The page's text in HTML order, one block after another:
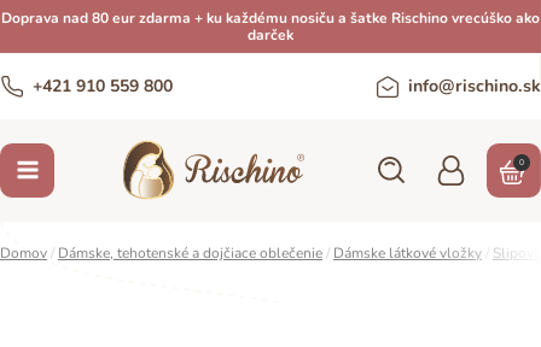
Doprava nad 80 eur zdarma + ku každému nosiču a šatke Rischino vrecúško ako
darček
+421 910 559 800 info@rischino.sk
0
Domov/ Dámske, tehotenské a dojčiace oblečenie/ Dámske látkové vložky